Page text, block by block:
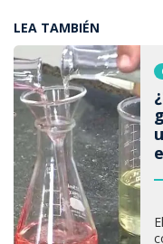
LEA TAMBIÉN